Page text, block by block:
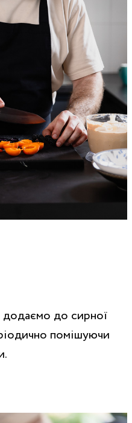
додаємо до сирної
помішуючи